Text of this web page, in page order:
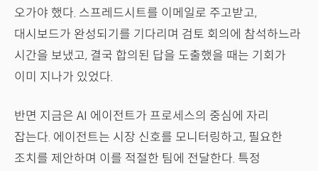
오가야 했다. 스프레드시트를 이메일로 주고받고,
대시보드가 완성되기를 기다리며 검토 회의에 참석하느라
시간을 보냈고, 결국 합의된 답을 도출했을 때는 기회가
이미 지나가 있었다.
반면 지금은 AI 에이전트가 프로세스의 중심에 자리
잡는다. 에이전트는 시장 신호를 모니터링하고, 필요한
조치를 제안하며 이를 적절한 팀에 전달한다. 특정